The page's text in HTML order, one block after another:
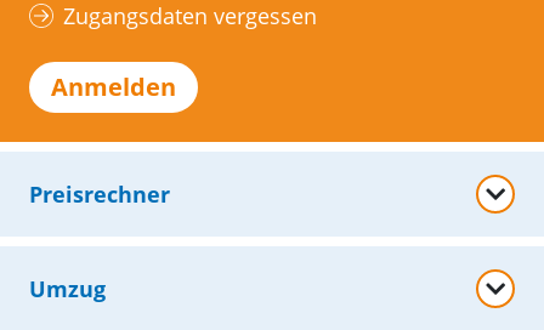
Zugangsdaten vergessen
Anmelden
Preisrechner
Umzug